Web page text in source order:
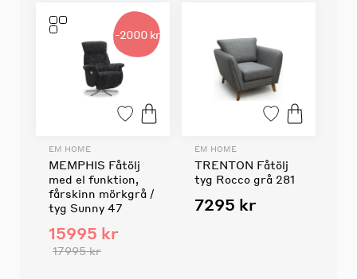
-2000 kr
EM HOME
MEMPHIS Fåtölj
med el funktion,
fårskinn mörkgrå /
tyg Sunny 47
15995 kr
17995 kr
EM HOME
TRENTON Fåtölj
tyg Rocco grå 281
7295 kr